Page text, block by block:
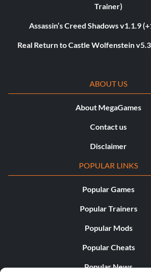
Trainer)
Assassin’s Creed Shadows v1.1.9
Real Return to Castle Wolfenstein
ABOUT US
About MegaGames
Contact us
Disclaimer
POPULAR LINKS
Popular Games
Popular Trainers
Popular Mods
Popular Cheats
Popular News